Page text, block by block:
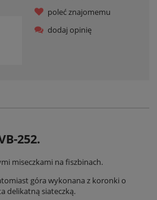
poleć znajomemu
dodaj opinię
252.
miseczkami na fiszbinach.
góra wykonana z koronki o
delikatną siateczką.